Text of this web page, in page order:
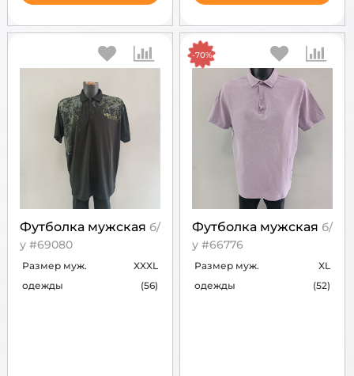
Футболка мужская б/
у #69080
Размер муж.
одежды
XXXL
(56)
Футболка мужская б/
у #66776
Размер муж.
одежды
XL
(52)
-70%